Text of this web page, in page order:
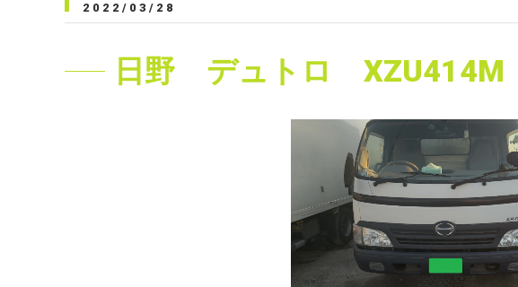
2022/03/28
日野 デュトロ